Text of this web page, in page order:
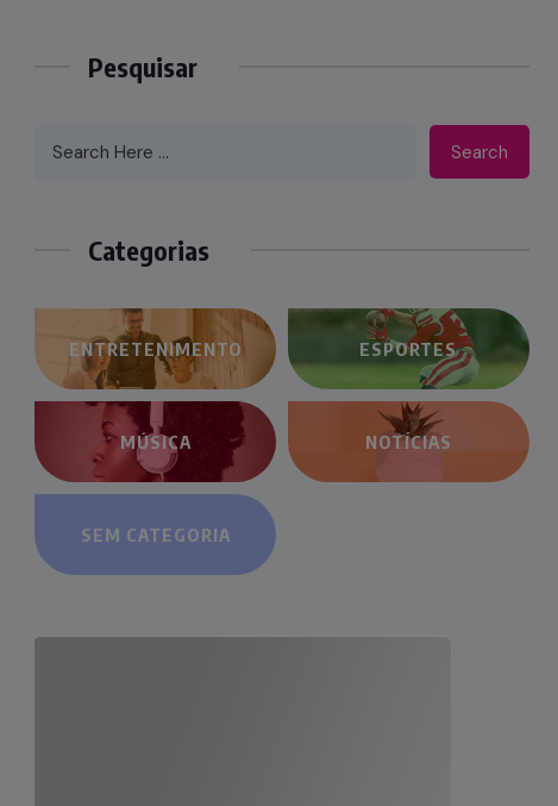
Pesquisar
Search
Categorias
ENTRETENIMENTO ESPORTES
MÚSICA NOTÍCIAS
SEM CATEGORIA